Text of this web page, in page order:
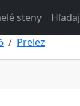
steny Hľadaj
Prelez